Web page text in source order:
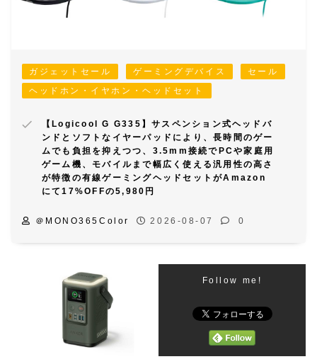
ガジェットセール ゲーミングデバイス
セール
ヘッドホン・イヤホン・ヘッドセット
【Logicool G G335】サスペンション式ヘッドバ
ンドとソフトなイヤーパッドにより、長時間のゲー
ムでも負担を抑えつつ、3.5mm接続でPCや家庭用
ゲーム機、モバイルまで幅広く使える汎用性の高さ
が特徴の有線ゲーミングヘッドセットがAmazon
にて17%OFFの5,980円
＠MONO365Color 2026-08-07 0
Follow me!